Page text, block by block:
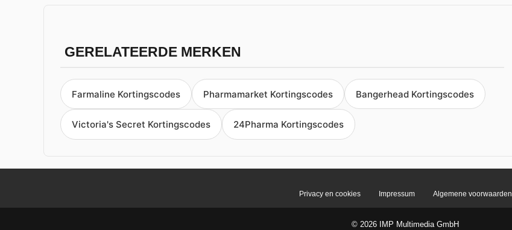
GERELATEERDE MERKEN
Farmaline Kortingscodes Pharmamarket Kortingscodes Bangerhead Kortingscodes
Victoria's Secret Kortingscodes 24Pharma Kortingscodes
Privacy en cookies Impressum Algemene voorwaarden
© 2026 IMP Multimedia GmbH